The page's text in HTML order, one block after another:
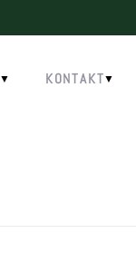
KONTAKT